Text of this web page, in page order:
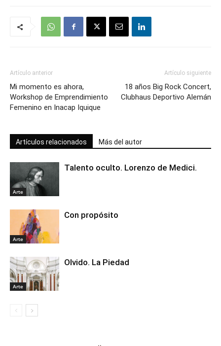
Artículo anterior
Mi momento es ahora,
Workshop de Emprendimiento
Femenino en Inacap Iquique
Artículo siguiente
18 años Big Rock Concert,
Clubhaus Deportivo Alemán
Artículos relacionados Más del autor
Arte
Talento oculto. Lorenzo de Medici.
Arte
Con propósito
Arte
Olvido. La Piedad